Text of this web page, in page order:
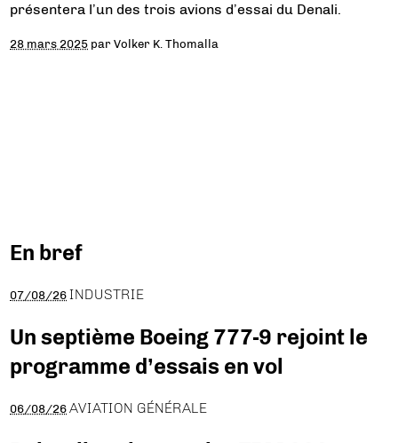
présentera l’un des trois avions d’essai du Denali.
28 mars 2025 parVolker K. Thomalla
En bref
07/08/26 INDUSTRIE
Un septième Boeing 777-9 rejoint le
programme d’essais en vol
06/08/26 AVIATION GÉNÉRALE